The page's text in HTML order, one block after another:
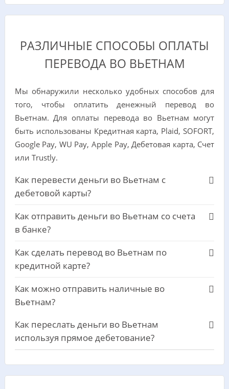
РАЗЛИЧНЫЕ СПОСОБЫ ОПЛАТЫ
ПЕРЕВОДА ВО ВЬЕТНАМ
Мы обнаружили несколько удобных способов для
того, чтобы оплатить денежный перевод во
Вьетнам. Для оплаты перевода во Вьетнам могут
быть использованы Кредитная карта, Plaid, SOFORT,
Google Pay, WU Pay, Apple Pay, Дебетовая карта, Счет
или Trustly.
Как перевести деньги во Вьетнам с
дебетовой карты?
Как отправить деньги во Вьетнам со счета
в банке?
Как сделать перевод во Вьетнам по
кредитной карте?
Как можно отправить наличные во
Вьетнам?
Как переслать деньги во Вьетнам
используя прямое дебетование?